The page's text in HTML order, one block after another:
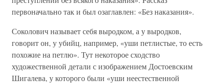
первоначально так и был озаглавлен: «Без наказания».
Соколович называет себя выродком, а у выродков,
говорит он, у убийц, например, «уши петлистые, то есть
похожие на петлю». Тут некоторое сходство
художественной детали с изображением Достоевским
Шигалева, у которого были «уши неестественной